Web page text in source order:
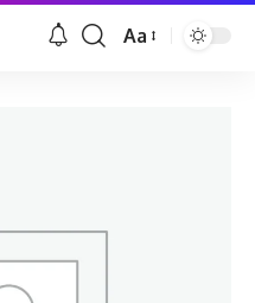
Font
Aa